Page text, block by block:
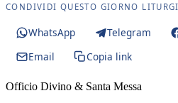
CONDIVIDI QUESTO GIORNO
WhatsApp Telegram
Email
Copia link
Officio Divino & Santa Messa